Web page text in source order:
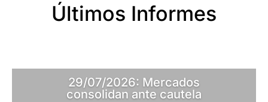
Últimos Informes
29/07/2026: Mercados
consolidan ante cautela